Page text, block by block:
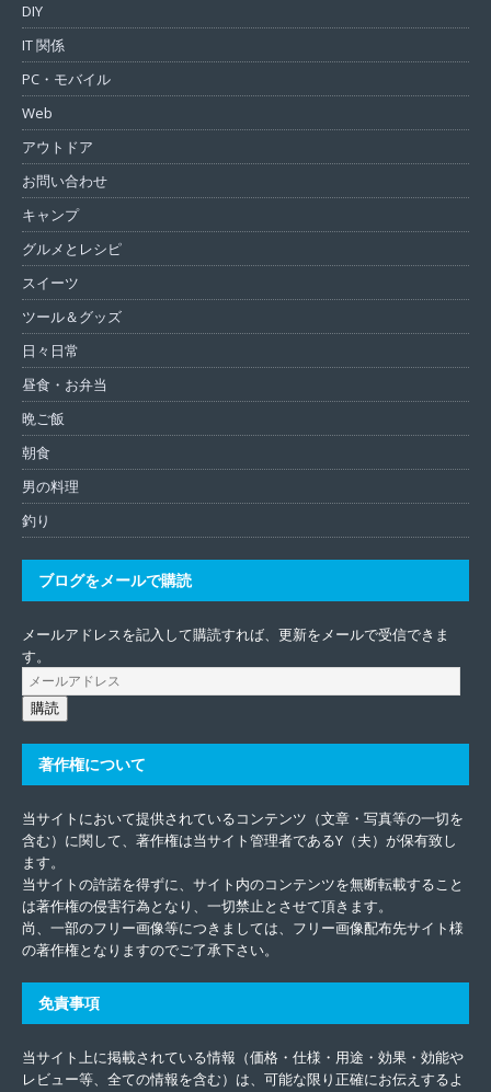
DIY
IT 関係
PC・モバイル
Web
アウトドア
お問い合わせ
キャンプ
グルメとレシピ
スイーツ
ツール＆グッズ
日々日常
昼食・お弁当
晩ご飯
朝食
男の料理
釣り
ブログをメールで購読
メールアドレスを記入して購読すれば、更新をメールで受信できま
す。
購読
著作権について
当サイトにおいて提供されているコンテンツ（文章・写真等の一切を
含む）に関して、著作権は当サイト管理者であるY（夫）が保有致し
ます。
当サイトの許諾を得ずに、サイト内のコンテンツを無断転載すること
は著作権の侵害行為となり、一切禁止とさせて頂きます。
尚、一部のフリー画像等につきましては、フリー画像配布先サイト様
の著作権となりますのでご了承下さい。
免責事項
当サイト上に掲載されている情報（価格・仕様・用途・効果・効能や
レビュー等、全ての情報を含む）は、可能な限り正確にお伝えするよ